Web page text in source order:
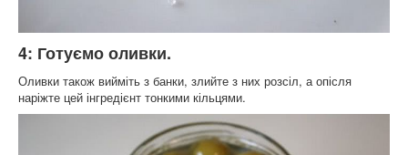
4: Готуємо оливки.
Оливки також вийміть з банки, злийте з них розсіл, а опісля
наріжте цей інгредієнт тонкими кільцями.